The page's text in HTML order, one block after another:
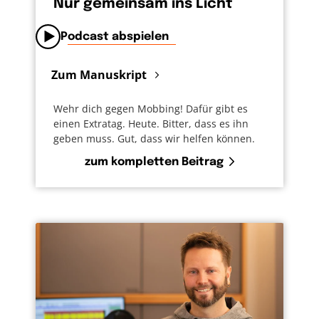
Nur gemeinsam ins Licht
Podcast abspielen
Zum Manuskript
Wehr dich gegen Mobbing! Dafür gibt es
einen Extratag. Heute. Bitter, dass es ihn
geben muss. Gut, dass wir helfen können.
zum kompletten Beitrag